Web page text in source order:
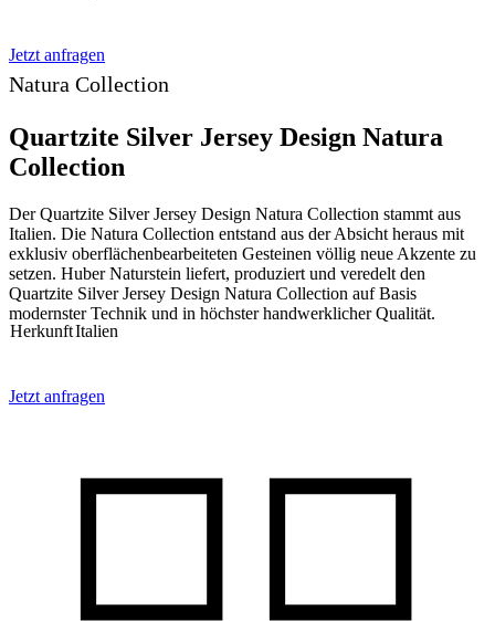
Jetzt anfragen
Natura Collection
Quartzite Silver Jersey Design Natura
Collection
Der Quartzite Silver Jersey Design Natura Collection stammt aus
Italien. Die Natura Collection entstand aus der Absicht heraus mit
exklusiv oberflächenbearbeiteten Gesteinen völlig neue Akzente zu
setzen. Huber Naturstein liefert, produziert und veredelt den
Quartzite Silver Jersey Design Natura Collection auf Basis
modernster Technik und in höchster handwerklicher Qualität.
HerkunftItalien
Jetzt anfragen